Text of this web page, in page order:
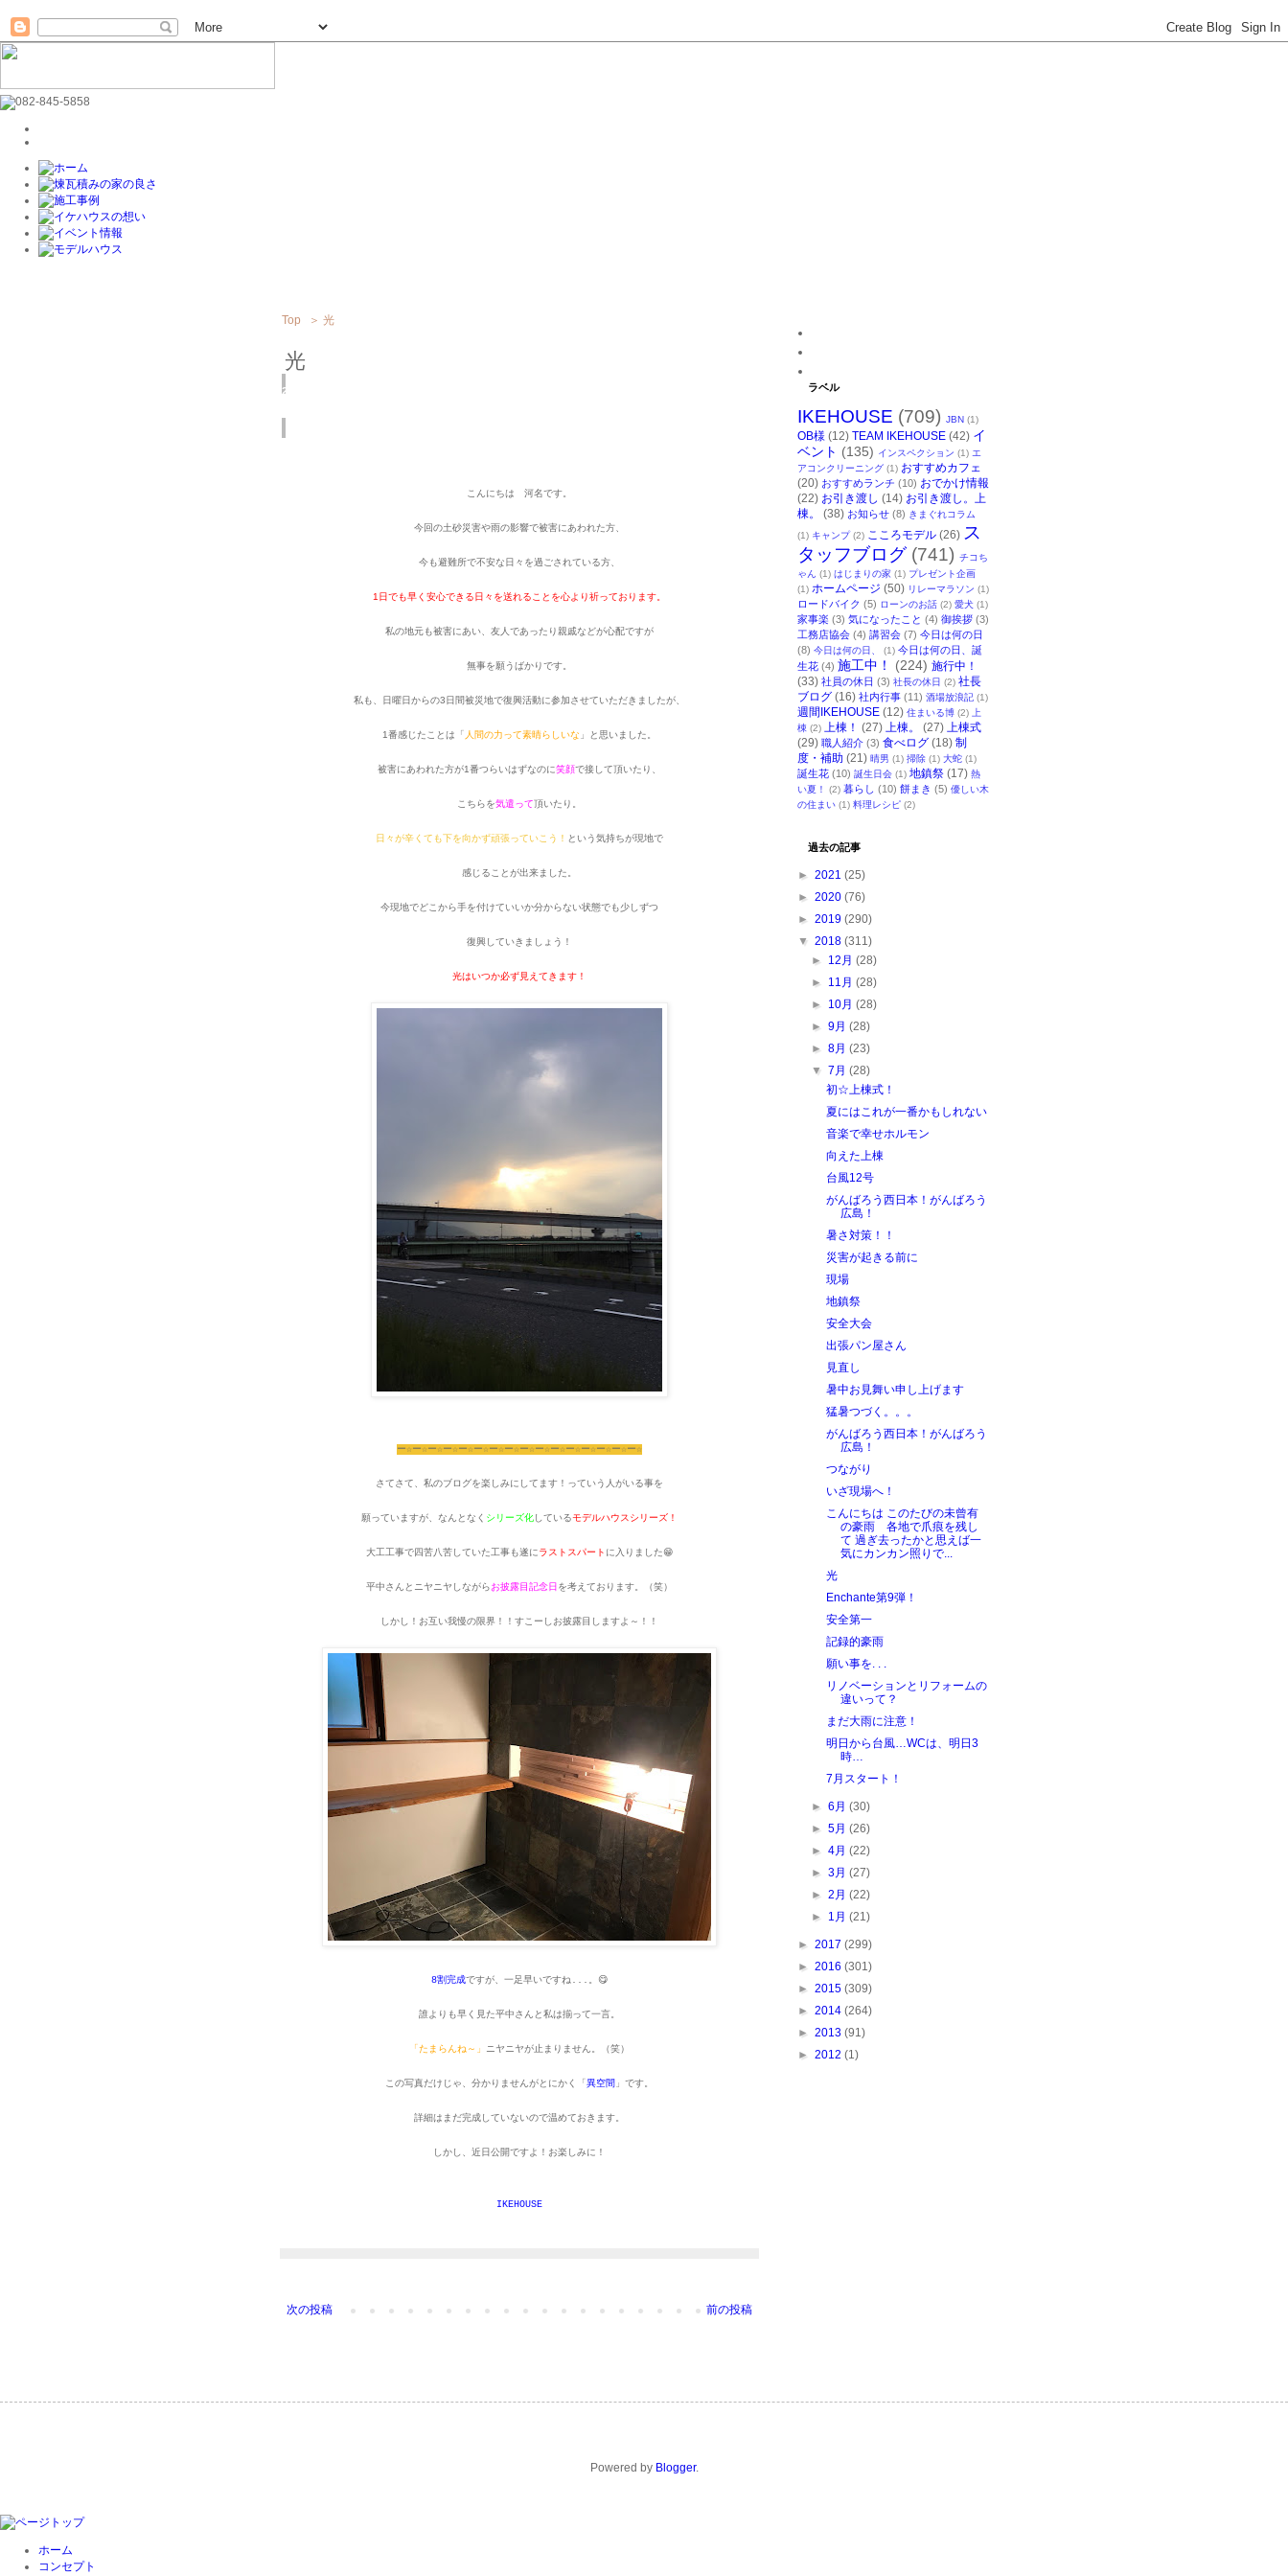
Top ＞ 光
光
2018
こんにちは 河名です。
今回の土砂災害や雨の影響で被害にあわれた方、
今も避難所で不安な日々を過ごされている方、
1日でも早く安心できる日々を送れることを心より祈っております。
私の地元も被害にあい、友人であったり親戚などが心配ですが
無事を願うばかりです。
私も、日曜日からの3日間被災地で復興活動に参加させていただきましたが、
1番感じたことは「 人間の力って素晴らしいな 」と思いました。
被害にあわれた方が1番つらいはずなのに笑顔で接して頂いたり、
こちらを気遣って頂いたり。
日々が辛くても下を向かず頑張っていこう！ という気持ちが現地で
感じることが出来ました。
今現地でどこから手を付けていいか分からない状態でも少しずつ
復興していきましょう！
光はいつか必ず見えてきます！
ー☆ー☆ー☆ー☆ー☆ー☆ー☆ー☆ー☆ー☆ー☆ー☆ー☆ー☆ー☆ー☆
さてさて、私のブログを楽しみにしてます！っていう人がいる事を
願っていますが、なんとなく シリーズ化 しているモデルハウスシリーズ！
大工工事で四苦八苦していた工事も遂にラストスパート に入りました😁
平中さんとニヤニヤしながらお披露目記念日 を考えております。（笑）
しかし！お互い我慢の限界！！すこーしお披露目しますよ～！！
8割完成ですが、一足早いですね...。😋
誰よりも早く見た平中さんと私は揃って一言。
「たまらんね～」 ニヤニヤが止まりません。（笑）
この写真だけじゃ、分かりませんがとにかく「 異空間 」です。
詳細はまだ完成していないので温めておきます。
しかし、近日公開ですよ！お楽しみに！
IKEHOUSE
次の投稿 前の投稿
ラベル
IKEHOUSE (709) JBN (1)
OB様 (12) TEAM IKEHOUSE (42) イ
ベント (135) インスペクション (1) エ
アコンクリーニング (1) おすすめカフェ
(20) おすすめランチ (10) おでかけ情報
(22) お引き渡し (14) お引き渡し。上
棟。
(38) お知らせ (8) きまぐれコラム
(1) キャンプ (2) こころモデル (26) ス
タッフブログ (741) チコち
ゃん
(1) はじまりの家 (1) プレゼント企画
(1) ホームページ (50) リレーマラソン (1)
ロードバイク (5) ローンのお話 (2) 愛犬 (1)
家事楽 (3) 気になったこと (4) 御挨拶 (3)
工務店協会 (4) 講習会 (7) 今日は何の日
(8) 今日は何の日、 (1) 今日は何の日、誕
生花 (4) 施工中！ (224) 施行中！
(33) 社員の休日 (3) 社長の休日 (2) 社長
ブログ (16) 社内行事 (11) 酒場放浪記 (1)
週間IKEHOUSE (12) 住まいる博 (2)
上
棟 (2) 上棟！ (27) 上棟。 (27) 上棟式
(29) 職人紹介 (3) 食べログ (18) 制
度・補助 (21) 晴男 (1) 掃除 (1) 大蛇 (1)
誕生花 (10) 誕生日会 (1) 地鎮祭 (17) 熱
い夏！
(2) 暮らし (10) 餅まき (5) 優しい木
の住まい (1) 料理レシピ (2)
過去の記事
► 2021 (25)
► 2020 (76)
► 2019 (290)
▼ 2018 (311)
► 12月 (28)
► 11月 (28)
► 10月 (28)
►9月 (28)
►8月 (23)
▼ 7月 (28)
初☆上棟式！
夏にはこれが一番かもしれない
音楽で幸せホルモン
向えた上棟
台風12号
がんばろう西日本！がんばろう
広島！
暑さ対策！！
災害が起きる前に
現場
地鎮祭
安全大会
出張パン屋さん
見直し
暑中お見舞い申し上げます
猛暑つづく。。。
がんばろう西日本！がんばろう
広島！
つながり
いざ現場へ！
こんにちは このたびの未曾有
の豪雨 各地で爪痕を残し
て 過ぎ去ったかと思えば一
気にカンカン照りで...
光
Enchante第9弾！
安全第一
記録的豪雨
願い事を. . .
リノベーションとリフォームの
違いって？
まだ大雨に注意！
明日から台風…WCは、明日3
時…
7月スタート！
►6月 (30)
►5月 (26)
►4月 (22)
►3月 (27)
►2月 (22)
► 1月 (21)
► 2017 (299)
► 2016 (301)
► 2015 (309)
► 2014 (264)
► 2013 (91)
► 2012 (1)
Powered by Blogger.
ホーム
コンセプト